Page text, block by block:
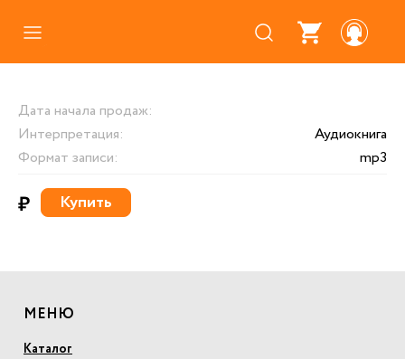
Где купить
Про аудиокниги
О нас
Дата начала продаж:
Интерпретация:
Аудиокнига
Формат записи:
mp3
₽ Купить
МЕНЮ
Каталог